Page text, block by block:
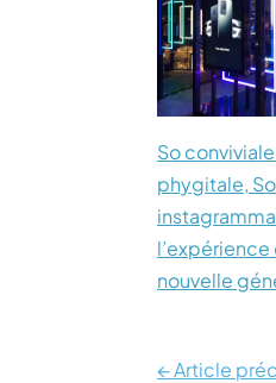
So conviviale
phygitale, So
nouvelle
← Article